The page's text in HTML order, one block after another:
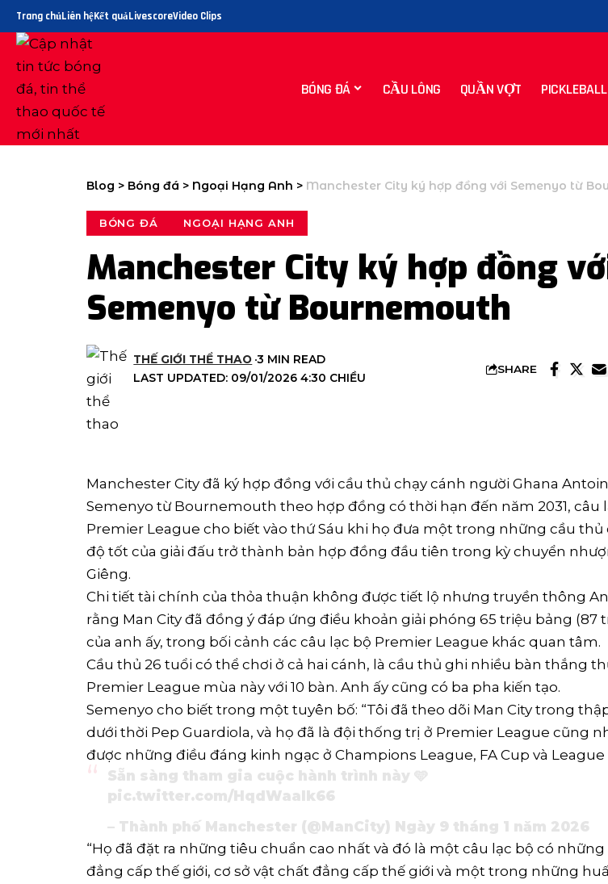
Trang chủLiên hệKết quảLivescoreVideo Clips
BÓNG ĐÁ CẦU LÔNG QUẦN VỢT PICKLEBALL
Blog > Bóng đá > Ngoại Hạng Anh > Manchester City ký hợp đồng với Semenyo từ
BÓNG ĐÁ NGOẠI HẠNG ANH
Manchester City ký hợp đồng
Semenyo từ Bournemouth
LAST UPDATED: 09/01/2026 4:30 CHIỀU
THẾ GIỚI THỂ THAO 3 MIN READ
SHARE
Manchester City đã ký hợp đồng với cầu thủ chạy cánh người Ghana
Semenyo từ Bournemouth theo hợp đồng có thời hạn đến năm 2031, câu
‌Premier League cho biết vào thứ Sáu khi họ đưa một trong những cầu thủ
độ tốt của giải đấu trở thành bản hợp đồng đầu tiên trong kỳ chuyển
Giêng.
Chi tiết tài chính của thỏa thuận không được tiết lộ nhưng truyền thông
rằng Man City đã đồng ý đáp ứng điều khoản giải phóng 65 triệu bảng (87
của anh ấy, trong bối cảnh các câu lạc bộ Premier League khác quan tâm.
Cầu thủ 26 tuổi có thể chơi ở cả hai cánh, là cầu thủ ghi nhiều bàn thắng
Premier League mùa này với 10 bàn. Anh ấy cũng có ba pha kiến ​​​​tạo.
Semenyo cho biết trong một tuyên bố: “Tôi đã theo dõi Man City trong
dưới thời Pep ‌Guardiola, và họ đã là đội thống trị ở ‍Premier League cũng
được những điều đáng kinh ngạc ở Champions League, FA Cup‍ và League
Sẵn sàng tham gia cuộc hành trình này 🩵
pic.twitter.com/HqdWaalk66
– Thành phố Manchester (@ManCity) Ngày 9 tháng 1 năm 2026
“Họ đã đặt ra những tiêu chuẩn cao nhất và đó là một câu lạc bộ có
đẳng cấp thế giới, cơ sở vật chất đẳng cấp thế giới và một trong những